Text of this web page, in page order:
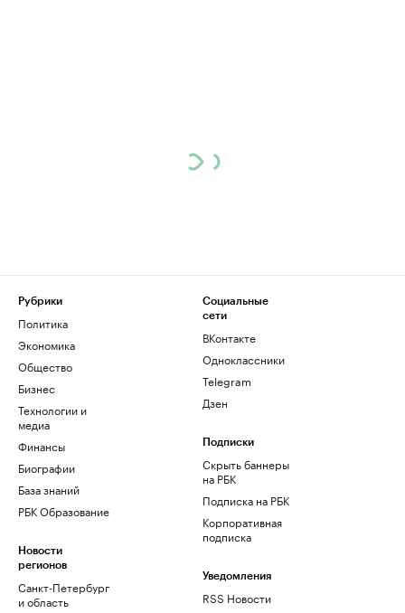
Рубрики
Политика
Экономика
Общество
Бизнес
Технологии и
медиа
Финансы
Биографии
База знаний
РБК Образование
Новости
регионов
Санкт-Петербург
и область
Социальные
сети
ВКонтакте
Одноклассники
Telegram
Дзен
Подписки
Скрыть баннеры
на РБК
Подписка на РБК
Корпоративная
подписка
Уведомления
RSS Новости